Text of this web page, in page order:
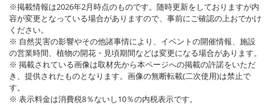
※掲載情報は2026年2月時点のものです。随時更新をしておりますが内
容が変更となっている場合がありますので、事前にご確認の上おでかけ
ください。
※ 自然災害の影響やその他諸事情により、イベントの開催情報、施設
の営業時間、植物の開花・見頃期間などは変更になる場合があります。
※ 掲載されている画像は取材先から本ページへの掲載の許諾をいただ
き、提供されたものとなります。画像の無断転載(二次使用)は禁止で
す。
※ 表示料金は消費税8％ないし10％の内税表示です。